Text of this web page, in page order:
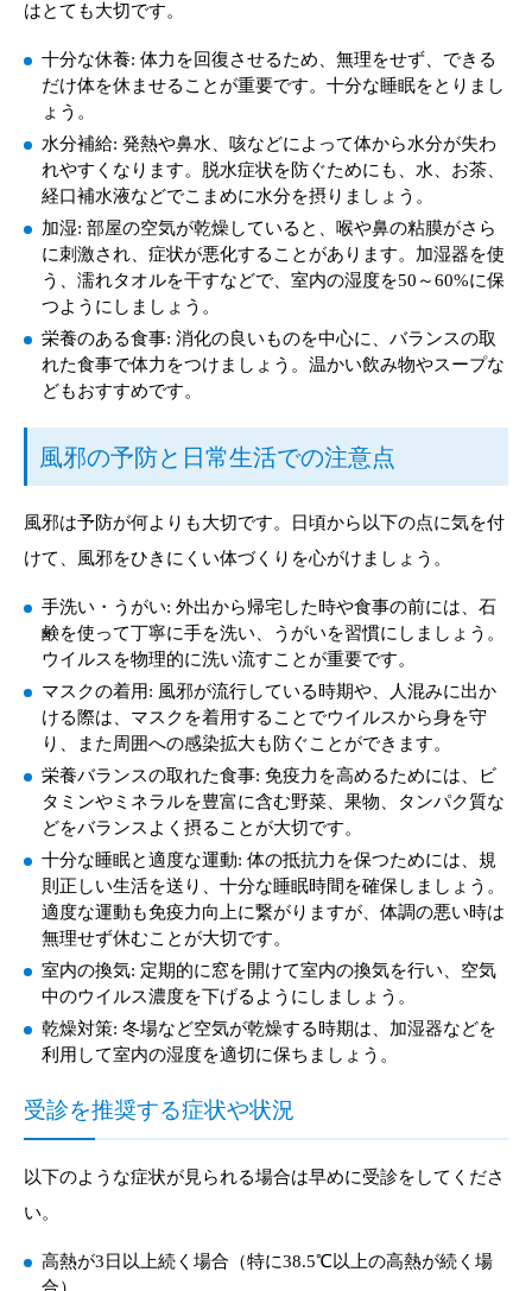
はとても大切です。
十分な休養: 体力を回復させるため、無理をせず、できる
だけ体を休ませることが重要です。十分な睡眠をとりまし
ょう。
水分補給: 発熱や鼻水、咳などによって体から水分が失わ
れやすくなります。脱水症状を防ぐためにも、水、お茶、
経口補水液などでこまめに水分を摂りましょう。
加湿: 部屋の空気が乾燥していると、喉や鼻の粘膜がさら
に刺激され、症状が悪化することがあります。加湿器を使
う、濡れタオルを干すなどで、室内の湿度を50～60%に保
つようにしましょう。
栄養のある食事: 消化の良いものを中心に、バランスの取
れた食事で体力をつけましょう。温かい飲み物やスープな
どもおすすめです。
風邪の予防と日常生活での注意点
風邪は予防が何よりも大切です。日頃から以下の点に気を付
けて、風邪をひきにくい体づくりを心がけましょう。
手洗い・うがい: 外出から帰宅した時や食事の前には、石
鹸を使って丁寧に手を洗い、うがいを習慣にしましょう。
ウイルスを物理的に洗い流すことが重要です。
マスクの着用: 風邪が流行している時期や、人混みに出か
ける際は、マスクを着用することでウイルスから身を守
り、また周囲への感染拡大も防ぐことができます。
栄養バランスの取れた食事: 免疫力を高めるためには、ビ
タミンやミネラルを豊富に含む野菜、果物、タンパク質な
どをバランスよく摂ることが大切です。
十分な睡眠と適度な運動: 体の抵抗力を保つためには、規
則正しい生活を送り、十分な睡眠時間を確保しましょう。
適度な運動も免疫力向上に繋がりますが、体調の悪い時は
無理せず休むことが大切です。
室内の換気: 定期的に窓を開けて室内の換気を行い、空気
中のウイルス濃度を下げるようにしましょう。
乾燥対策: 冬場など空気が乾燥する時期は、加湿器などを
利用して室内の湿度を適切に保ちましょう。
受診を推奨する症状や状況
以下のような症状が見られる場合は早めに受診をしてくださ
い。
高熱が3日以上続く場合（特に38.5℃以上の高熱が続く場
合）